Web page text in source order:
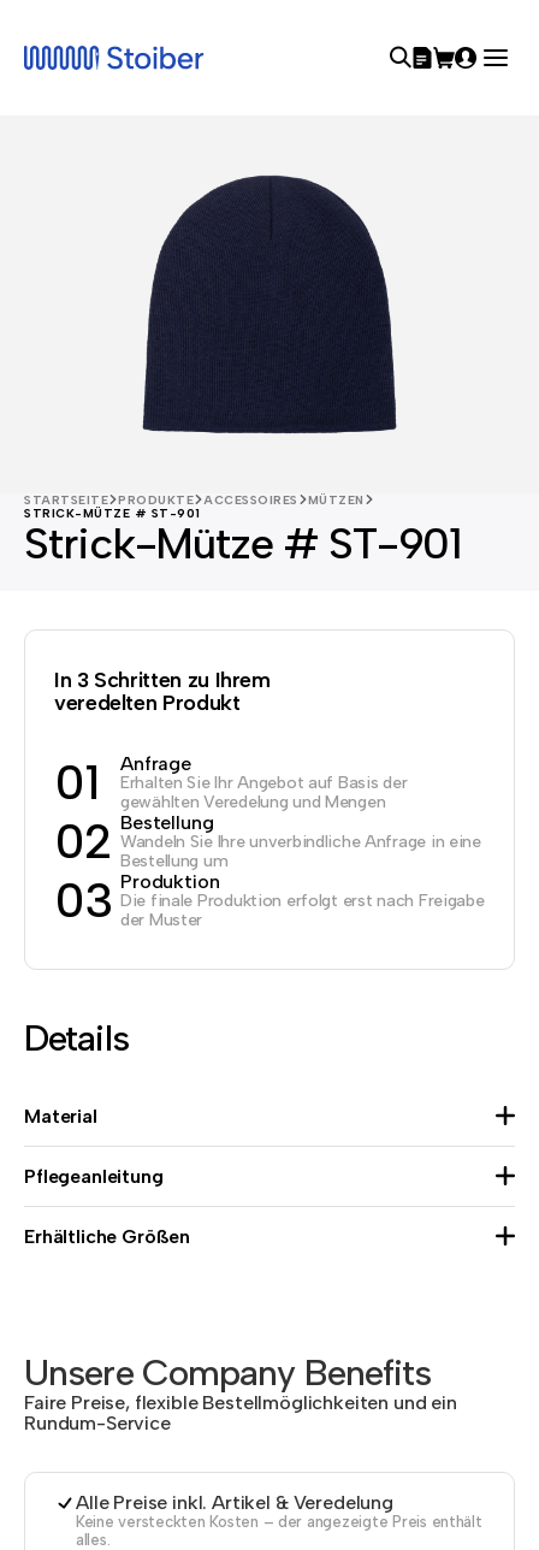
STARTSEITE PRODUKTE ACCESSOIRES
MÜTZEN
STRICK-MÜTZE # ST-901
Strick-Mütze # ST-901
In 3 Schritten zu Ihrem
veredelten Produkt
01 Anfrage
Erhalten Sie Ihr Angebot auf Basis der
gewählten Veredelung und Mengen
02 Bestellung
Wandeln Sie Ihre unverbindliche Anfrage in eine
Bestellung um
03 Produktion
Die finale Produktion erfolgt erst nach Freigabe
der Muster
Details
Material
Pflegeanleitung
Erhältliche Größen
Unsere Company Benefits
Faire Preise, flexible Bestellmöglichkeiten und ein
Rundum-Service
Alle Preise inkl. Artikel & Veredelung
Keine versteckten Kosten – der angezeigte Preis enthält
alles.